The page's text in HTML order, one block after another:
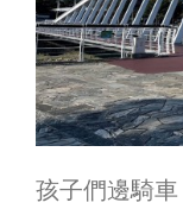
孩子們邊騎